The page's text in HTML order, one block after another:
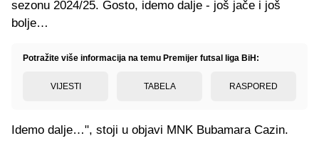
sezonu 2024/25. Gosto, idemo dalje - još jače i još
bolje…
Potražite više informacija na temu Premijer futsal liga BiH:
VIJESTI TABELA RASPORED
Idemo dalje…", stoji u objavi MNK Bubamara Cazin.